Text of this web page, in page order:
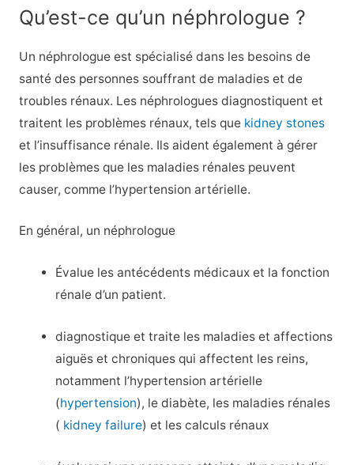
Qu’est-ce qu’un néphrologue ?
Un néphrologue est spécialisé dans les besoins de
santé des personnes souffrant de maladies et de
troubles rénaux. Les néphrologues diagnostiquent et
traitent les problèmes rénaux, tels que kidney stones
et l’insuffisance rénale. Ils aident également à gérer
les problèmes que les maladies rénales peuvent
causer, comme l’hypertension artérielle.
En général, un néphrologue
Évalue les antécédents médicaux et la fonction
rénale d’un patient.
diagnostique et traite les maladies et affections
aiguës et chroniques qui affectent les reins,
notamment l’hypertension artérielle
(hypertension), le diabète, les maladies rénales
( kidney failure) et les calculs rénaux